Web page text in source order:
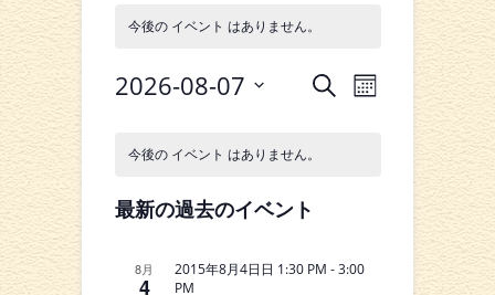
今後の イベント はありません。
イ
ン
ト
検
イ
ュ
カ
2026-08-07
択
イ
ン
ト
今後の イベント はありません。
最新の過去のイベント
8月
4
2015年8月4日日 1:30 PM -3:00
PM